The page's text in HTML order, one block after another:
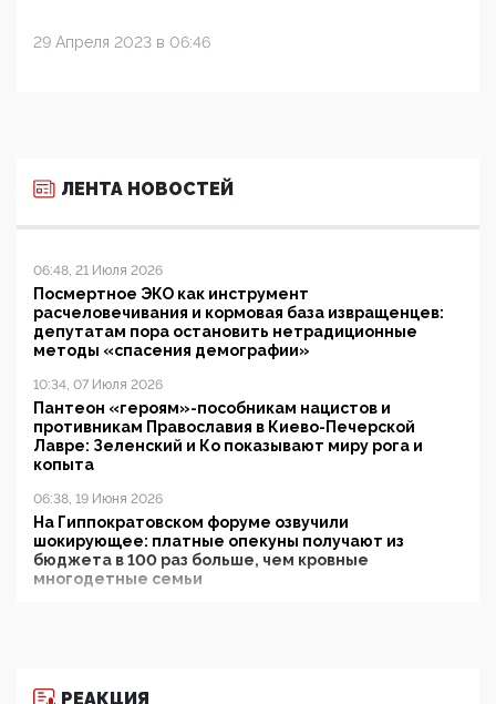
29 Апреля 2023 в 06:46
ЛЕНТА НОВОСТЕЙ
06:48, 21 Июля 2026
Посмертное ЭКО как инструмент
расчеловечивания и кормовая база извращенцев:
депутатам пора остановить нетрадиционные
методы «спасения демографии»
10:34, 07 Июля 2026
Пантеон «героям»-пособникам нацистов и
противникам Православия в Киево-Печерской
Лавре: Зеленский и Ко показывают миру рога и
копыта
06:38, 19 Июня 2026
На Гиппократовском форуме озвучили
шокирующее: платные опекуны получают из
бюджета в 100 раз больше, чем кровные
многодетные семьи
РЕАКЦИЯ